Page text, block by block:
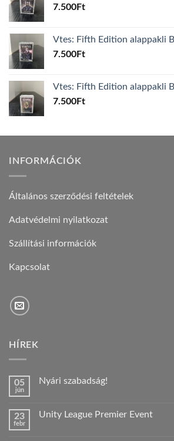
7.500Ft
Vtes: Fifth Edition alappakli
7.500Ft
Vtes: Fifth Edition alappakli
7.500Ft
INFORMÁCIÓK
Általános szerződési feltételek
Adatvédelmi nyilatkozat
Szállítási információk
Kapcsolat
HÍREK
05
jún
Nyári szabadság!
Nyári
23
febr
Unity League Premier Event